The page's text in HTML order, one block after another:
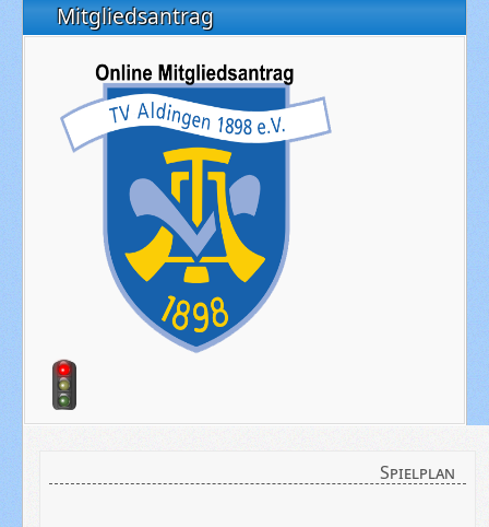
Mitgliedsantrag
Spielplan